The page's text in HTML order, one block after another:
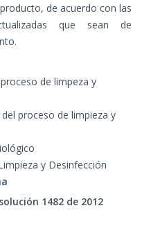
de acuerdo con las
que sean de
de limpeza y
proceso de limpieza y
y Desinfección
1482 de 2012